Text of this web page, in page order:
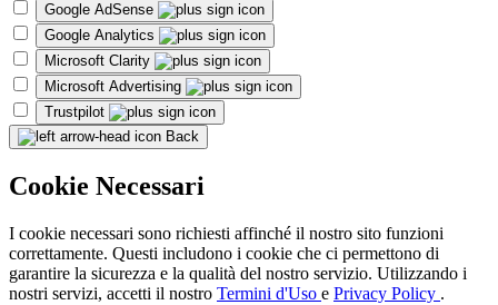
Google AdSense
Google Analytics
Microsoft Clarity
Microsoft Advertising
Trustpilot
Back
Cookie Necessari
I cookie necessari sono richiesti affinché il nostro sito funzioni
correttamente. Questi includono i cookie che ci permettono di
garantire la sicurezza e la qualità del nostro servizio. Utilizzando i
nostri servizi, accetti il nostro Termini d'Uso e Privacy Policy .